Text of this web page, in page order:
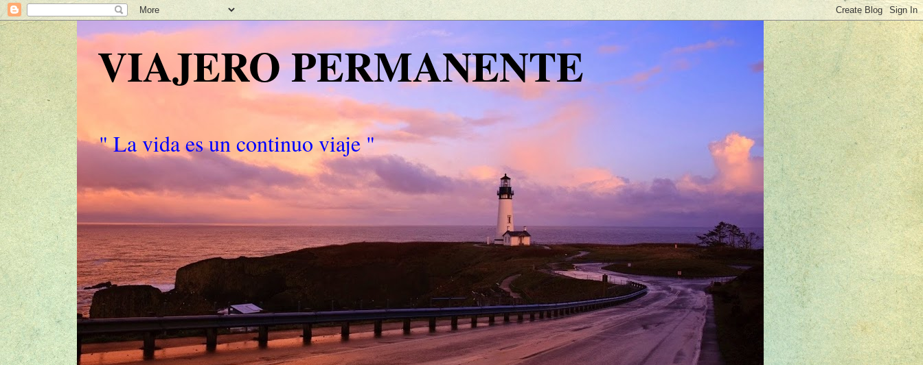
VIAJERO PERMANENTE
" La vida es un continuo viaje "